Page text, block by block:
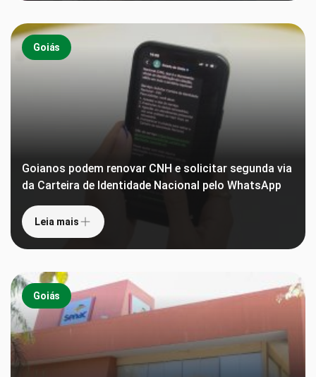
Goiás
Goianos podem renovar CNH e solicitar segunda via
da Carteira de Identidade Nacional pelo WhatsApp
Leia mais
Goiás